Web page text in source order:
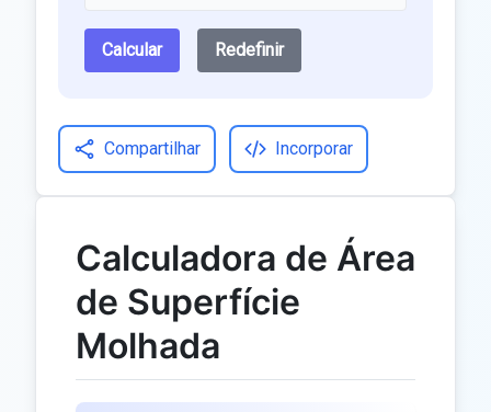
Calcular Redefinir
Compartilhar Incorporar
Calculadora de Área
de Superfície
Molhada